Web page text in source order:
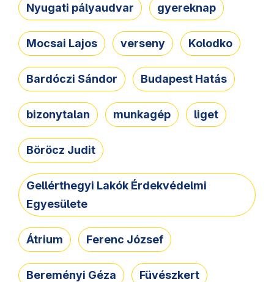
Nyugati pályaudvar gyereknap
Mocsai Lajos verseny Kolodko
Bardóczi Sándor Budapest Hatás
bizonytalan munkagép liget
Böröcz Judit
Gellérthegyi Lakók Érdekvédelmi
Egyesülete
Átrium Ferenc József
Bereményi Géza Füvészkert